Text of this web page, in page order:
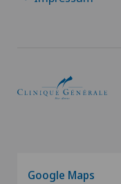
Google Maps